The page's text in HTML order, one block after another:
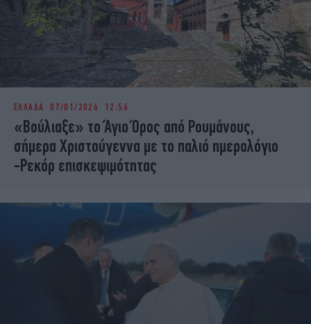
ΕΛΛΑΔΑ 07/01/2026 12:56
«Βούλιαξε» το Άγιο Όρος από Ρουμάνους,
σήμερα Χριστούγεννα με το παλιό ημερολόγιο
-Ρεκόρ επισκεψιμότητας